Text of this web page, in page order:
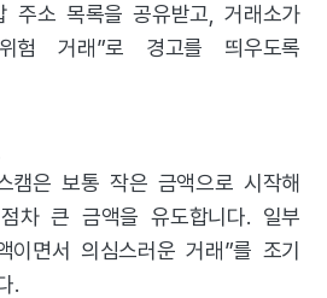
주소 목록을 공유받고, 거래소가
험 거래”로 경고를 띄우도록
캠은 보통 작은 금액으로 시작해
차 큰 금액을 유도합니다. 일부
이면서 의심스러운 거래”를 조기
.